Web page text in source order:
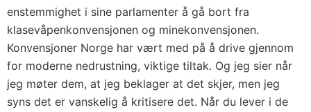
enstemmighet i sine parlamenter å gå bort fra
klasevåpenkonvensjonen og minekonvensjonen.
Konvensjoner Norge har vært med på å drive gjennom
for moderne nedrustning, viktige tiltak. Og jeg sier når
jeg møter dem, at jeg beklager at det skjer, men jeg
syns det er vanskelig å kritisere det. Når du lever i de